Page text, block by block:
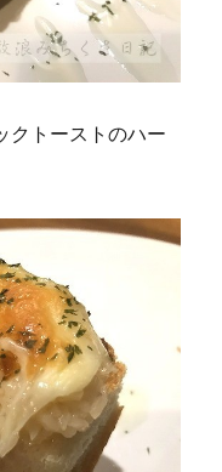
クトーストのハー